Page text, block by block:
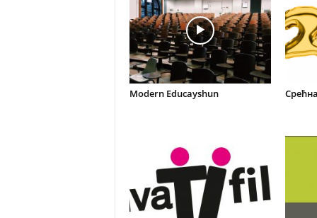
Modern Educayshun